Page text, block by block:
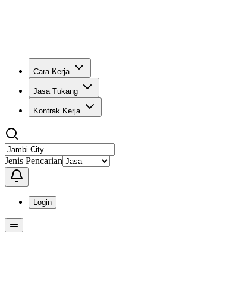
Cara Kerja
Jasa Tukang
Kontrak Kerja
Jenis Pencarian
Login